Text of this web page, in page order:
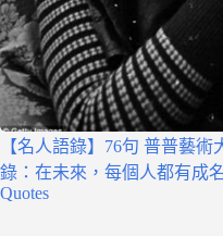
【名人語錄】76句 普普藝
錄：在未來，每個人都有成
Quotes